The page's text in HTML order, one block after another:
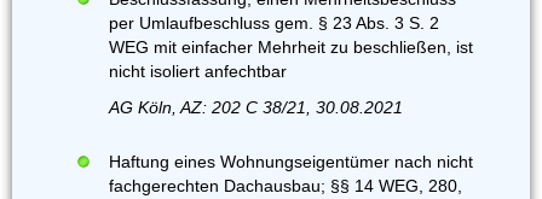
per Umlaufbeschluss gem. § 23 Abs. 3 S. 2
WEG mit einfacher Mehrheit zu beschließen, ist
nicht isoliert anfechtbar
AG Köln, AZ: 202 C 38/21, 30.08.2021
Haftung eines Wohnungseigentümer nach nicht
fachgerechten Dachausbau; §§ 14 WEG, 280,